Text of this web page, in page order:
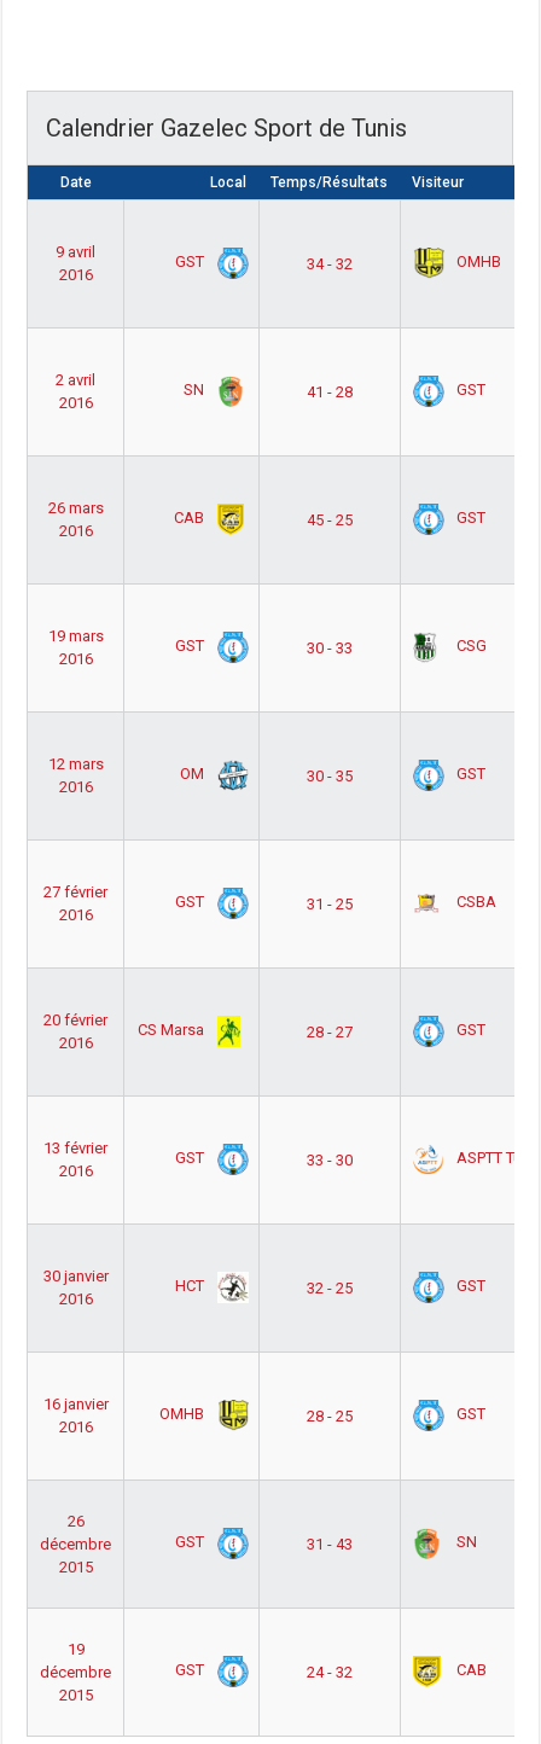
Calendrier Gazelec Sport de Tunis
Date Local Temps/Résultats Visiteur
9 avril
2016
GST 34 - 32 OMHB
2 avril
2016
SN 41 - 28 GST
26 mars
2016
CAB 45 - 25 GST
19 mars
2016
GST 30 - 33 CSG
12 mars
2016
OM 30 - 35 GST
27 février
2016
GST 31 - 25 CSBA
20 février
2016
CS Marsa 28 - 27 GST
13 février
2016
GST 33 - 30 ASPTT Tunis
30 janvier
2016
HCT 32 - 25 GST
16 janvier
2016
OMHB 28 - 25 GST
26
décembre
2015
GST 31 - 43 SN
19
décembre
2015
GST 24 - 32 CAB